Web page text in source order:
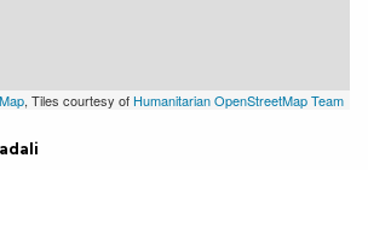
, Tiles courtesy of Humanitarian OpenStreetMap Team